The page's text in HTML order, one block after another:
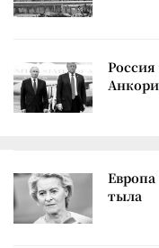
Европа
тыла